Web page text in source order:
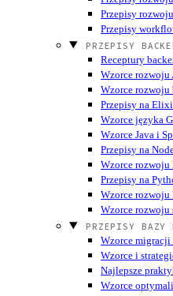
Przepisy
Przepisy
PRZEPISY
Receptury
Wzorce rozwoju
Wzorce rozwoju
Przepisy na
Wzorce języka
Wzorce Java i
Przepisy na
Wzorce rozwoju
Przepisy na
Wzorce rozwoju
Wzorce rozwoju
PRZEPISY BAZY
Wzorce migracji
Wzorce i
Najlepsze
Wzorce